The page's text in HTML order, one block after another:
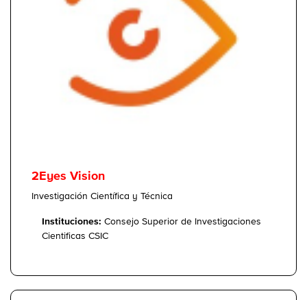
2Eyes Vision
Investigación Científica y Técnica
Instituciones: Consejo Superior de Investigaciones
Cientificas CSIC